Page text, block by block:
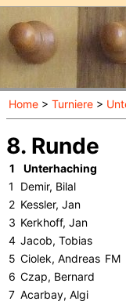
Home > Turniere >
8. Runde
1
Unterhaching
1
Demir, Bilal
2 Kessler, Jan
3 Kerkhoff, Jan
4 Jacob, Tobias
5 Ciolek, Andreas FM
6 Czap, Bernard
7 Acarbay, Algi